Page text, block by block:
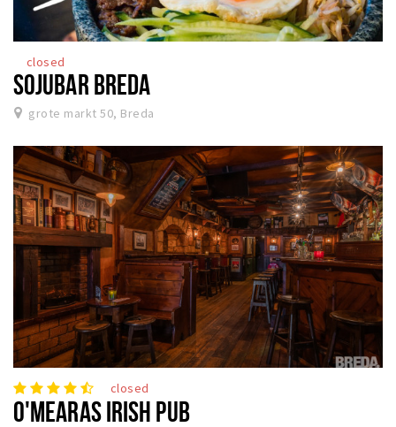
closed
SOJUBAR BREDA
grote markt 50, Breda
closed
O'MEARAS IRISH PUB